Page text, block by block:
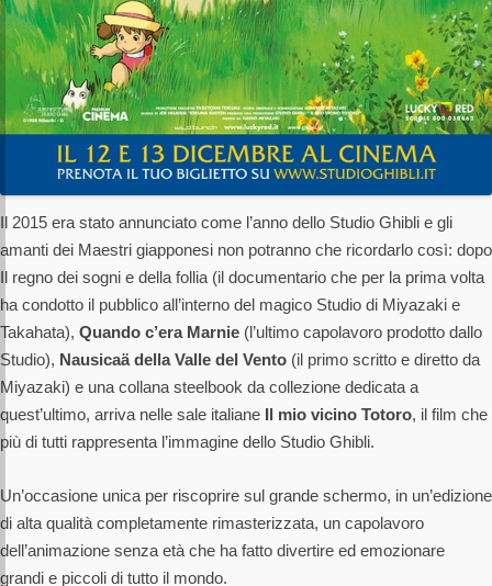
Il 2015 era stato annunciato come l’anno dello Studio Ghibli e gli
amanti dei Maestri giapponesi non potranno che ricordarlo così: dopo
Il regno dei sogni e della follia (il documentario che per la prima volta
ha condotto il pubblico all’interno del magico Studio di Miyazaki e
Takahata), Quando c’era Marnie (l’ultimo capolavoro prodotto dallo
Studio), Nausicaä della Valle del Vento (il primo scritto e diretto da
Miyazaki) e una collana steelbook da collezione dedicata a
quest’ultimo, arriva nelle sale italiane Il mio vicino Totoro, il film che
più di tutti rappresenta l’immagine dello Studio Ghibli.
Un’occasione unica per riscoprire sul grande schermo, in un’edizione
di alta qualità completamente rimasterizzata, un capolavoro
dell’animazione senza età che ha fatto divertire ed emozionare
grandi e piccoli di tutto il mondo.